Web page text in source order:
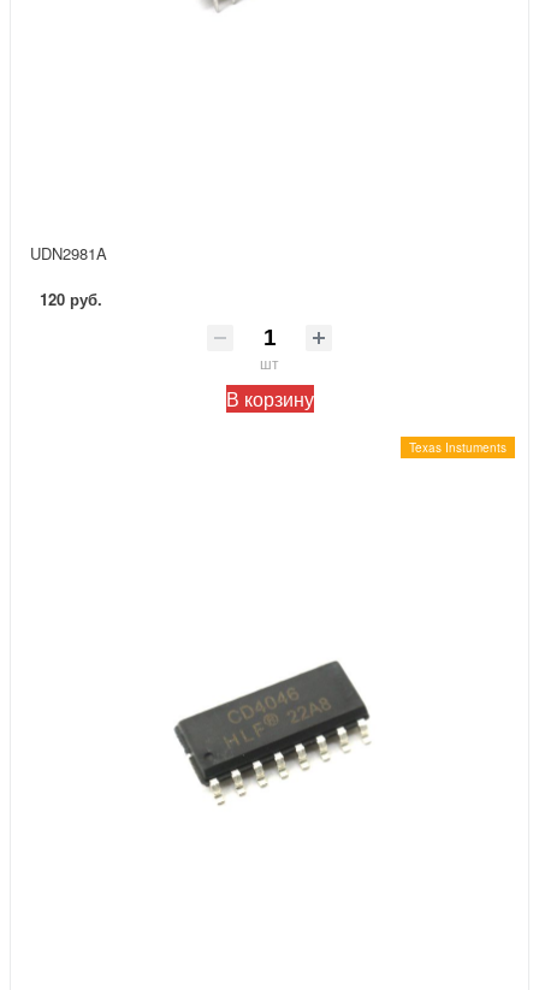
UDN2981A
120 руб.
шт
В корзину
Texas Instuments